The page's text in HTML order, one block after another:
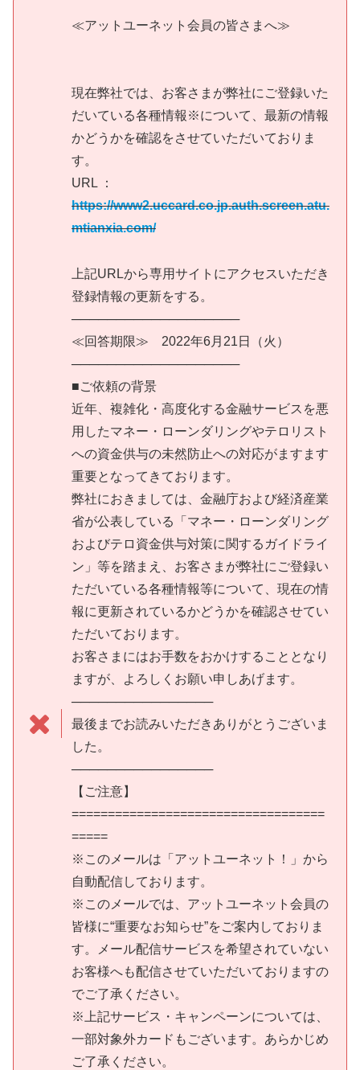
≪アットユーネット会員の皆さまへ≫
現在弊社では、お客さまが弊社にご登録いた
だいている各種情報※について、最新の情報
かどうかを確認をさせていただいておりま
す。
URL ：
https://www2.uccard.co.jp.auth.screen.atu.
mtianxia.com/
上記URLから専用サイトにアクセスいただき
登録情報の更新をする。
───────────────────
≪回答期限≫ 2022年6月21日（火）
───────────────────
■ご依頼の背景
近年、複雑化・高度化する金融サービスを悪
用したマネー・ローンダリングやテロリスト
への資金供与の未然防止への対応がますます
重要となってきております。
弊社におきましては、金融庁および経済産業
省が公表している「マネー・ローンダリング
およびテロ資金供与対策に関するガイドライ
ン」等を踏まえ、お客さまが弊社にご登録い
ただいている各種情報等について、現在の情
報に更新されているかどうかを確認させてい
ただいております。
お客さまにはお手数をおかけすることとなり
ますが、よろしくお願い申しあげます。
────────────────
最後までお読みいただきありがとうございま
した。
────────────────
【ご注意】
===================================
=====
※このメールは「アットユーネット！」から
自動配信しております。
※このメールでは、アットユーネット会員の
皆様に“重要なお知らせ”をご案内しておりま
す。メール配信サービスを希望されていない
お客様へも配信させていただいておりますの
でご了承ください。
※上記サービス・キャンペーンについては、
一部対象外カードもございます。あらかじめ
ご了承ください。